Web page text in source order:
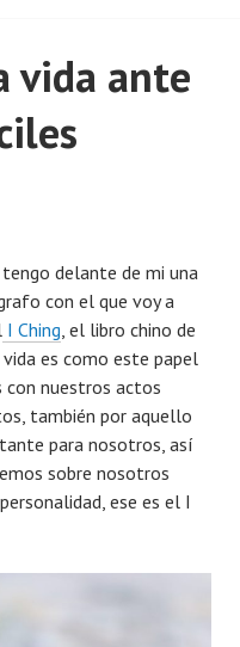
vida ante
delante de mi una
con el que voy a
I Ching, el libro chino de
es como este papel
con nuestros actos
también por aquello
para nosotros, así
sobre nosotros
ese es el I